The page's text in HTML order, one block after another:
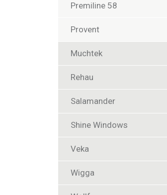
Premiline 58
Provent
Muchtek
Rehau
Salamander
Shine Windows
Veka
Wigga